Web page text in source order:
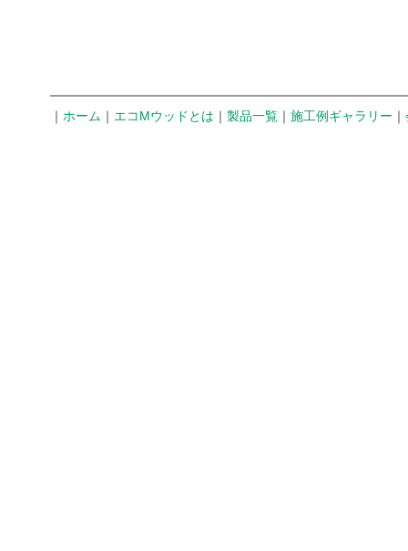
｜ ホーム ｜ エコMウッドとは ｜ 製品一覧 ｜ 施工例ギャラリー ｜